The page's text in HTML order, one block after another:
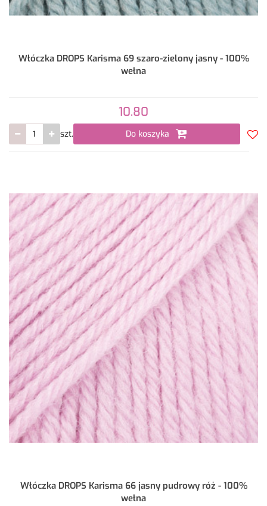
Włóczka DROPS Karisma 69 szaro-zielony jasny - 100%
wełna
10.80
szt. Do koszyka
Włóczka DROPS Karisma 66 jasny pudrowy róż - 100%
wełna